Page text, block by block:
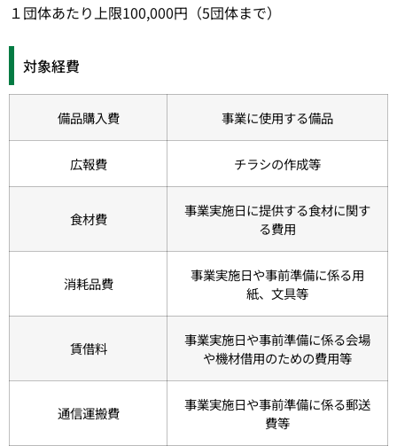
１団体あたり上限100,000円（5団体まで）
対象経費
備品購入費 事業に使用する備品
広報費 チラシの作成等
食材費
事業実施日に提供する食材に関す
る費用
消耗品費
事業実施日や事前準備に係る用
紙、文具等
賃借料
事業実施日や事前準備に係る会場
や機材借用のための費用等
通信運搬費
事業実施日や事前準備に係る郵送
費等